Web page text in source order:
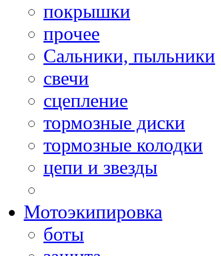
покрышки
прочее
Сальники, пыльники
свечи
сцепление
тормозные диски
тормозные колодки
цепи и звезды
Мотоэкипировка
боты